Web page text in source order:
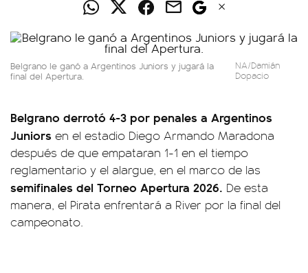
Belgrano le ganó a Argentinos Juniors y jugará la
final del Apertura.
NA/Damián
Dopacio
Belgrano derrotó 4-3 por penales a Argentinos
Juniors en el estadio Diego Armando Maradona
después de que empataran 1-1 en el tiempo
reglamentario y el alargue, en el marco de las
semifinales del Torneo Apertura 2026. De esta
manera, el Pirata enfrentará a River por la final del
campeonato.